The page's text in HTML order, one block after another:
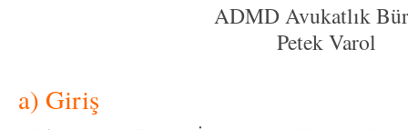
ADMD Avukatlık
Petek Varol
a) Giriş